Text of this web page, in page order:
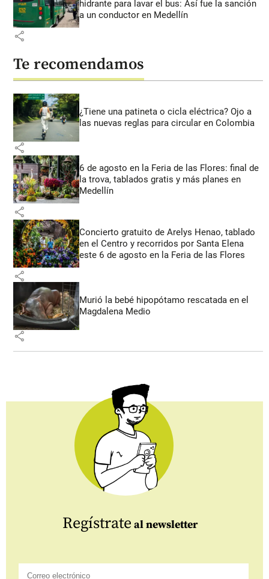
hidrante para lavar el bus: Así fue la sanción
a un conductor en Medellín
share
Te recomendamos
¿Tiene una patineta o cicla eléctrica? Ojo a
las nuevas reglas para circular en Colombia
share
6 de agosto en la Feria de las Flores: final de
la trova, tablados gratis y más planes en
Medellín
share
Concierto gratuito de Arelys Henao, tablado
en el Centro y recorridos por Santa Elena
este 6 de agosto en la Feria de las Flores
share
Murió la bebé hipopótamo rescatada en el
Magdalena Medio
share
Regístrate al newsletter